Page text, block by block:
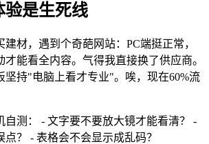
验是生死线
材，遇到个奇葩网站：PC端挺正常，
能看全内容。气得我直接换了供应商。
坚持"电脑上看才专业"。唉，现在60%流
自测： - 文字要不要放大镜才能看清？ -
？ - 表格会不会显示成乱码？